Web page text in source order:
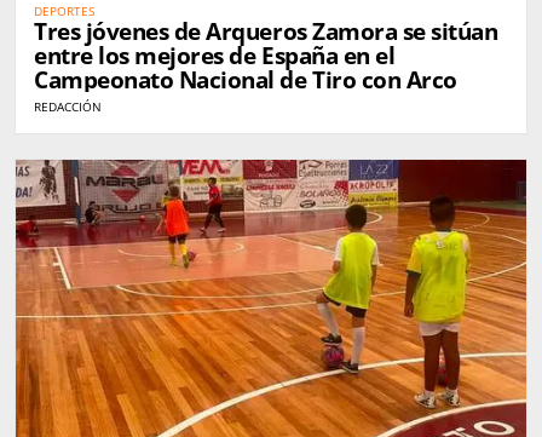
DEPORTES
Tres jóvenes de Arqueros Zamora se sitúan
entre los mejores de España en el
Campeonato Nacional de Tiro con Arco
REDACCIÓN